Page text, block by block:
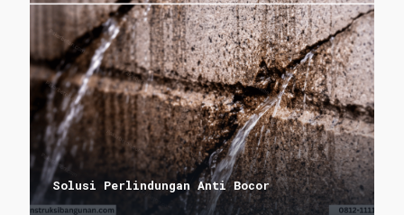
Solusi Perlindungan Anti Bocor